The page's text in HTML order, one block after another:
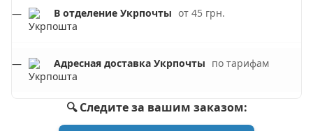
В отделение Укрпочты от 45 грн.
Адресная доставка Укрпочты по тарифам
🔍 Следите за вашим заказом: